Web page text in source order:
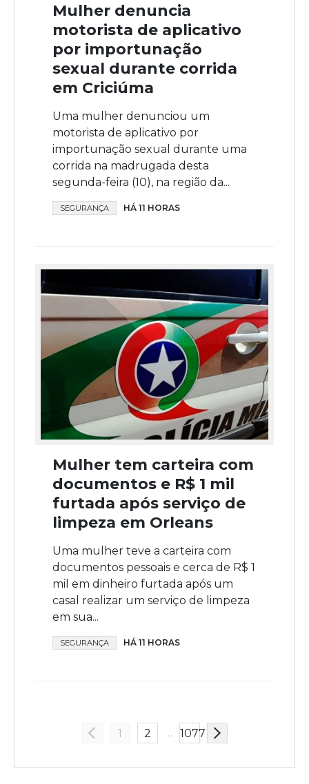
Mulher denuncia
motorista de aplicativo
por importunação
sexual durante corrida
em Criciúma
Uma mulher denunciou um
motorista de aplicativo por
importunação sexual durante uma
corrida na madrugada desta
segunda-feira (10), na região da...
SEGURANÇA HÁ 11 HORAS
Mulher tem carteira com
documentos e R$ 1 mil
furtada após serviço de
limpeza em Orleans
Uma mulher teve a carteira com
documentos pessoais e cerca de R$ 1
mil em dinheiro furtada após um
casal realizar um serviço de limpeza
em sua...
SEGURANÇA HÁ 11 HORAS
1 2 … 1077